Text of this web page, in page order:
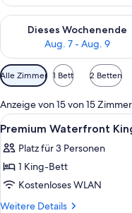
Dieses Wochenende
Aug. 7 - Aug. 9
Überprüfe die
Verfügbare
Filter
für
Zimmer
Alle Zimmer 1 Bett 2 Betten
Anzeige von 15 von 15
Alle
Fotos
für
Premium
Waterfront
King
7
Premium Waterfront
Platz für 3 Personen
1 King-Bett
Kostenloses WLAN
Weitere Details
Weitere